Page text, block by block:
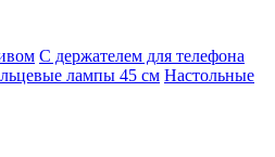
С держателем для телефона
лампы 45 см Настольные